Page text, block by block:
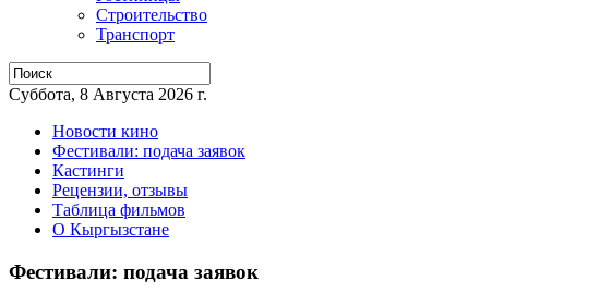
Строительство
Транспорт
Суббота, 8 Августа 2026 г.
Новости кино
Фестивали: подача заявок
Кастинги
Рецензии, отзывы
Таблица фильмов
О Кыргызстане
Фестивали: подача заявок